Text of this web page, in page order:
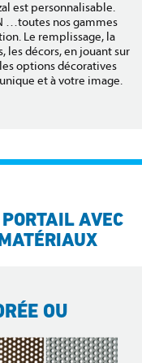
est personnalisable.
…toutes nos gammes
Le remplissage, la
les décors, en jouant sur
options décoratives
et à votre image.
AVEC
OU